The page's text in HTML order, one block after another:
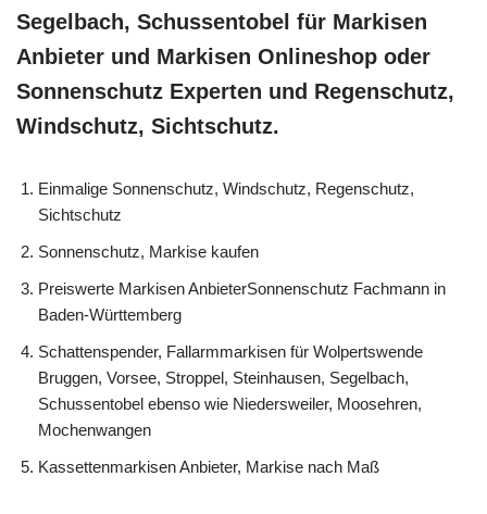
Segelbach, Schussentobel für Markisen
Anbieter und Markisen Onlineshop oder
Sonnenschutz Experten und Regenschutz,
Windschutz, Sichtschutz.
Einmalige Sonnenschutz, Windschutz, Regenschutz,
Sichtschutz
Sonnenschutz, Markise kaufen
Preiswerte Markisen AnbieterSonnenschutz Fachmann in
Baden-Württemberg
Schattenspender, Fallarmmarkisen für Wolpertswende
Bruggen, Vorsee, Stroppel, Steinhausen, Segelbach,
Schussentobel ebenso wie Niedersweiler, Moosehren,
Mochenwangen
Kassettenmarkisen Anbieter, Markise nach Maß